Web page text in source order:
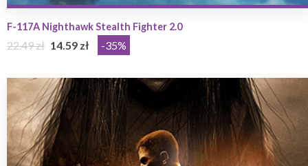
F-117A Nighthawk Stealth Fighter 2.0
22.49 zł 14.59 zł -35%